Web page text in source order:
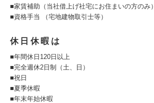
■家賃補助（当社借上げ社宅にお住まいの方のみ）
■資格手当 （宅地建物取引士等）
休日休暇は
■年間休日120日以上
■完全週休2日制（土、日）
■祝日
■夏季休暇
■年末年始休暇